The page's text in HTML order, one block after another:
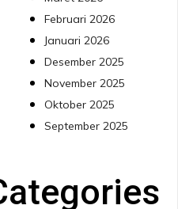
Februari 2026
Januari 2026
Desember 2025
November 2025
Oktober 2025
September 2025